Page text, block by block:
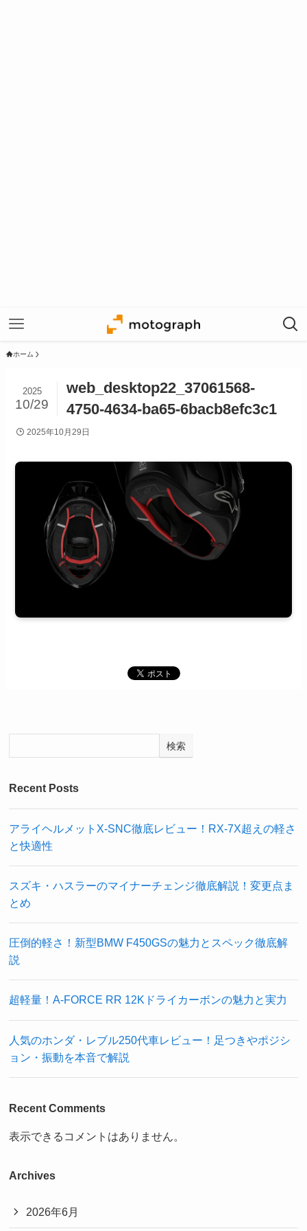
ホーム
web_desktop22_37061568-
4750-4634-ba65-6bacb8efc3c1
2025
10/29
2025年10月29日
検索
Recent Posts
アライヘルメットX-SNC徹底レビュー！RX-7X超えの軽さ
と快適性
スズキ・ハスラーのマイナーチェンジ徹底解説！変更点ま
とめ
圧倒的軽さ！新型BMW F450GSの魅力とスペック徹底解
説
超軽量！A-FORCE RR 12Kドライカーボンの魅力と実力
人気のホンダ・レブル250代車レビュー！足つきやポジシ
ョン・振動を本音で解説
Recent Comments
表示できるコメントはありません。
Archives
2026年6月